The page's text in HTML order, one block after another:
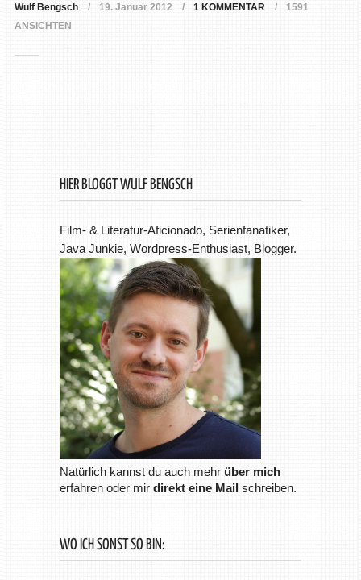
Wulf Bengsch 19. Januar 2012 1 KOMMENTAR
1591
ANSICHTEN
HIER BLOGGT WULF BENGSCH
Film- & Literatur-Aficionado, Serienfanatiker,
Java Junkie, Wordpress-Enthusiast, Blogger.
Natürlich kannst du auch mehr über mich
erfahren oder mir direkt eine Mailschreiben.
WO ICH SONST SO BIN: